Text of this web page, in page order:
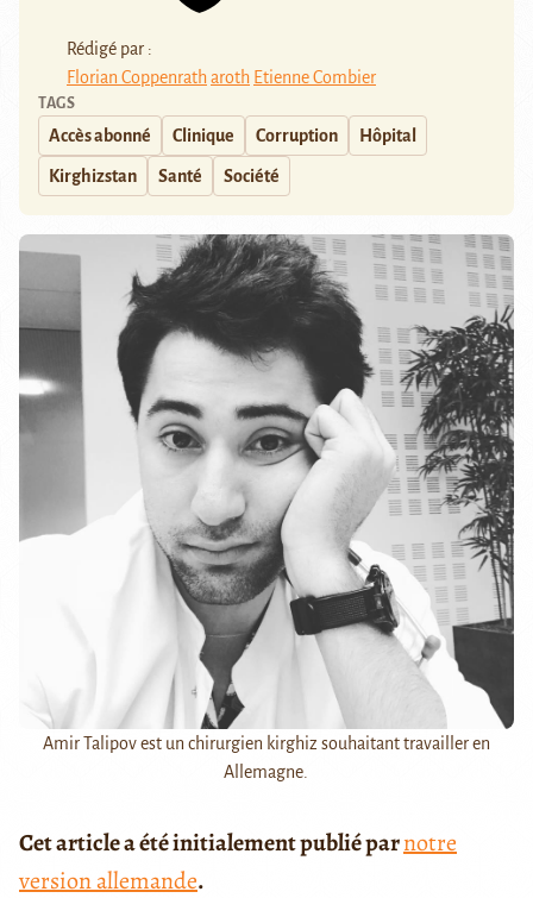
Rédigé par :
Florian Coppenratharoth Etienne Combier
TAGS
Accès abonné Clinique Corruption Hôpital
Kirghizstan Santé Société
Amir Talipov est un chirurgien kirghiz souhaitant travailler en
Allemagne.
Cet article a été initialement publié parnotre
version allemande.